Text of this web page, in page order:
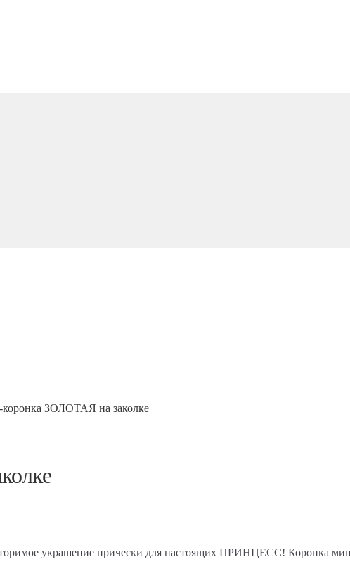
ЗОЛОТАЯ на заколке
украшение прически для настоящих ПРИНЦЕСС! Коронка